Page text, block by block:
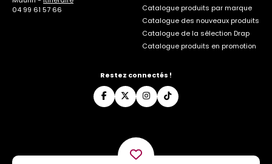
04 99 61 57 66
Catalogue produits par marque
Catalogue des nouveaux produits
Catalogue de la sélection Drap
Catalogue produits en promotion
Restez connectés !